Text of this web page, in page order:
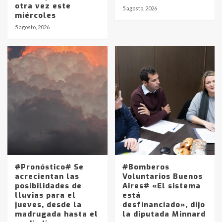
otra vez este
miércoles
5 agosto, 2026
5 agosto, 2026
#Pronóstico# Se
acrecientan las
posibilidades de
lluvias para el
jueves, desde la
madrugada hasta el
#Bomberos
Voluntarios Buenos
Aires# «El sistema
está
desfinanciado», dijo
la diputada Minnard